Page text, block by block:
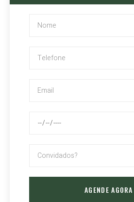
AGENDE AGORA